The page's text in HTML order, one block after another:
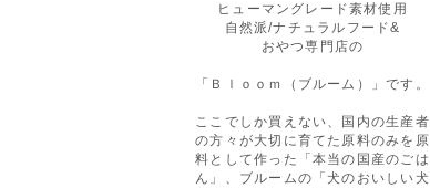
ヒューマングレード素材使用
自然派/ナチュラルフード&
おやつ専門店の
「Ｂｌｏｏｍ（ブルーム）」です。
ここでしか買えない、国内の生産者
の方々が大切に育てた原料のみを原
料として作った「本当の国産のごは
ん」、ブルームの「犬のおいしい犬